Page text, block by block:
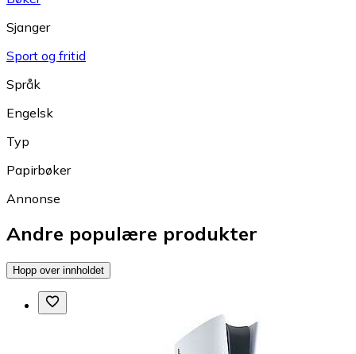
Sjanger
Sport og fritid
Språk
Engelsk
Typ
Papirbøker
Annonse
Andre populære produkter
Hopp over innholdet